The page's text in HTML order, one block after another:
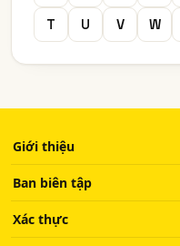
T
U V W
Giới thiệu
Ban biên tập
Xác thực